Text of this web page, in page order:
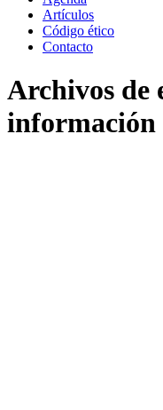
Artículos
Código ético
Contacto
Archivos de
información